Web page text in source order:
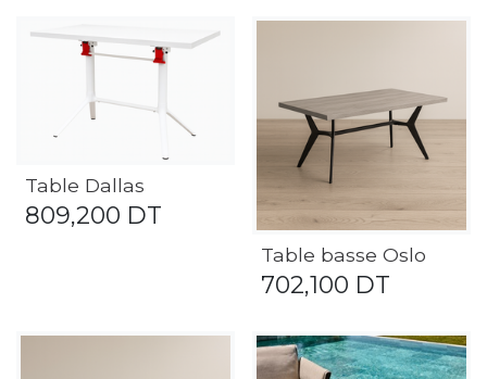
Table Dallas
809,200 DT
Table basse Oslo
702,100 DT